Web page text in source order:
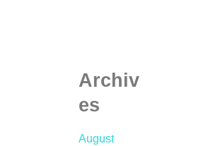
Archiv
es
August